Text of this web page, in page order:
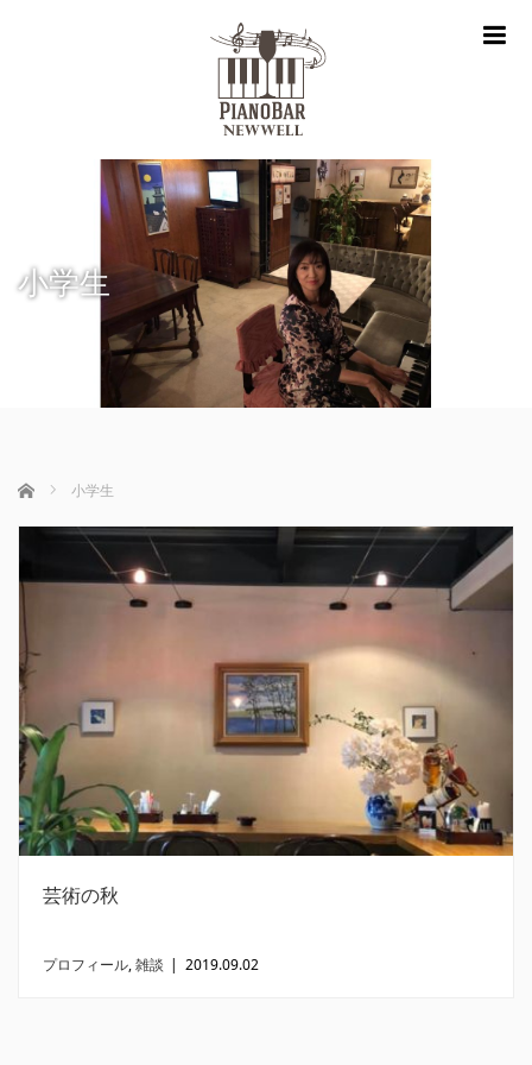
小学生
ホーム 小学生
芸術の秋
プロフィール,雑談 | 2019.09.02